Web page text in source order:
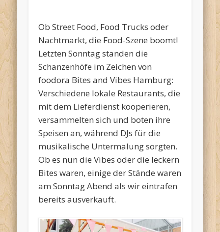
Ob Street Food, Food Trucks oder
Nachtmarkt, die Food-Szene boomt!
Letzten Sonntag standen die
Schanzenhöfe im Zeichen von
foodora Bites and Vibes Hamburg:
Verschiedene lokale Restaurants, die
mit dem Lieferdienst kooperieren,
versammelten sich und boten ihre
Speisen an, während DJs für die
musikalische Untermalung sorgten.
Ob es nun die Vibes oder die leckern
Bites waren, einige der Stände waren
am Sonntag Abend als wir eintrafen
bereits ausverkauft.